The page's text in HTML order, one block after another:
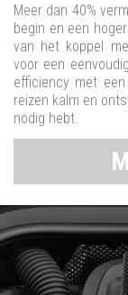
Meer dan 40%
begin en een
van het koppel
voor een
efficiency met
reizen kalm en
nodig hebt.